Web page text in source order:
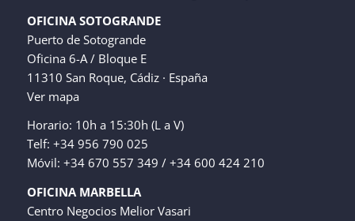
OFICINA SOTOGRANDE
Puerto de Sotogrande
Oficina 6-A / Bloque E
11310 San Roque, Cádiz · España
Ver mapa
Horario: 10h a 15:30h (L a V)
Telf: +34 956 790 025
Móvil: +34 670 557 349 / +34 600 424 210
OFICINA MARBELLA
Centro Negocios Melior Vasari